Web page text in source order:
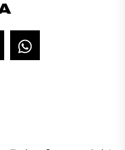
Instagram